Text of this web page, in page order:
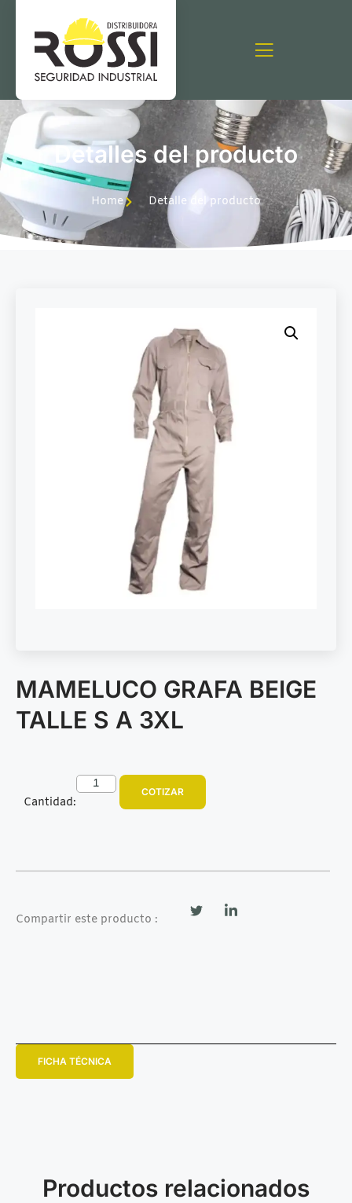
Detalles del producto
Home Detalle del producto
MAMELUCO GRAFA BEIGE
TALLE S A 3XL
Cantidad:
COTIZAR
Compartir este producto :
FICHA TÉCNICA
Productos relacionados